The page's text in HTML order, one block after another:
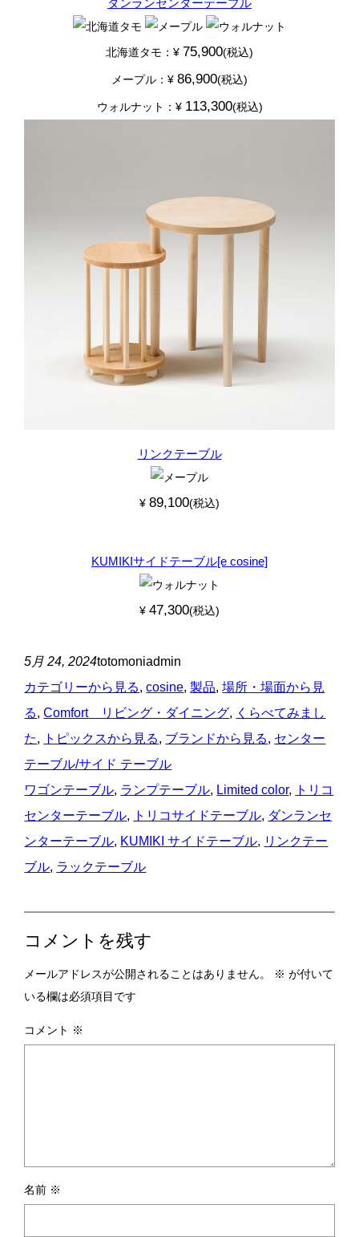
ダンランセンターテーブル
北海道タモ：¥ 75,900(税込)
メープル：¥ 86,900(税込)
ウォルナット：¥ 113,300(税込)
リンクテーブル
¥ 89,100(税込)
KUMIKIサイドテーブル[e cosine]
¥ 47,300(税込)
5月 24, 2024totomoniadmin
カテゴリーから見る, cosine, 製品, 場所・場面から見
る, Comfort リビング・ダイニング, くらべてみまし
た, トピックスから見る, ブランドから見る, センター
テーブル/サイド テーブル
ワゴンテーブル, ランプテーブル, Limited color,
トリコ
センターテーブル, トリコサイドテーブル, ダンランセ
ンターテーブル, KUMIKI サイドテーブル, リンクテー
ブル, ラックテーブル
コメントを残す
メールアドレスが公開されることはありません。 ※ が付いて
いる欄は必須項目です
コメント ※
名前 ※